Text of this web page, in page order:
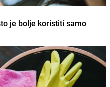
je bolje koristiti samo